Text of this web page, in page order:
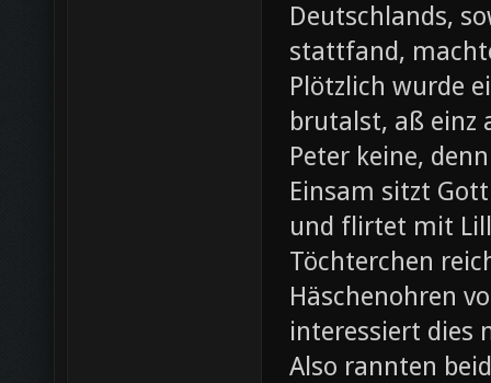
Deutschlands,
stattfand,
Plötzlich wurde
brutalst, aß einz
Peter keine,
Einsam sitzt
und flirtet mit
Töchterchen
Häschenohren
interessiert dies
Also rannten